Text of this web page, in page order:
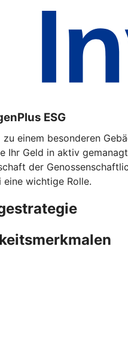
ESG
einem besonderen
Ihr Geld in aktiv
der
eine wichtige Rolle.